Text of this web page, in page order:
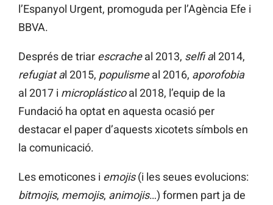
l’Espanyol Urgent, promoguda per l’Agència Efe i
BBVA.
Després de triar escracheal 2013, selfi al 2014,
refugiat al 2015, populismeal 2016, aporofobia
al 2017 i microplásticoal 2018, l’equip de la
Fundació ha optat en aquesta ocasió per
destacar el paper d’aquests xicotets símbols en
la comunicació.
Les emoticones i emojis(i les seues evolucions:
bitmojis, memojis, animojis…) formen part ja de